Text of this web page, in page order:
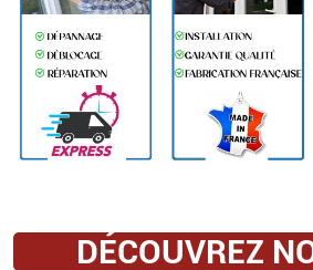
DÉCOUVREZ